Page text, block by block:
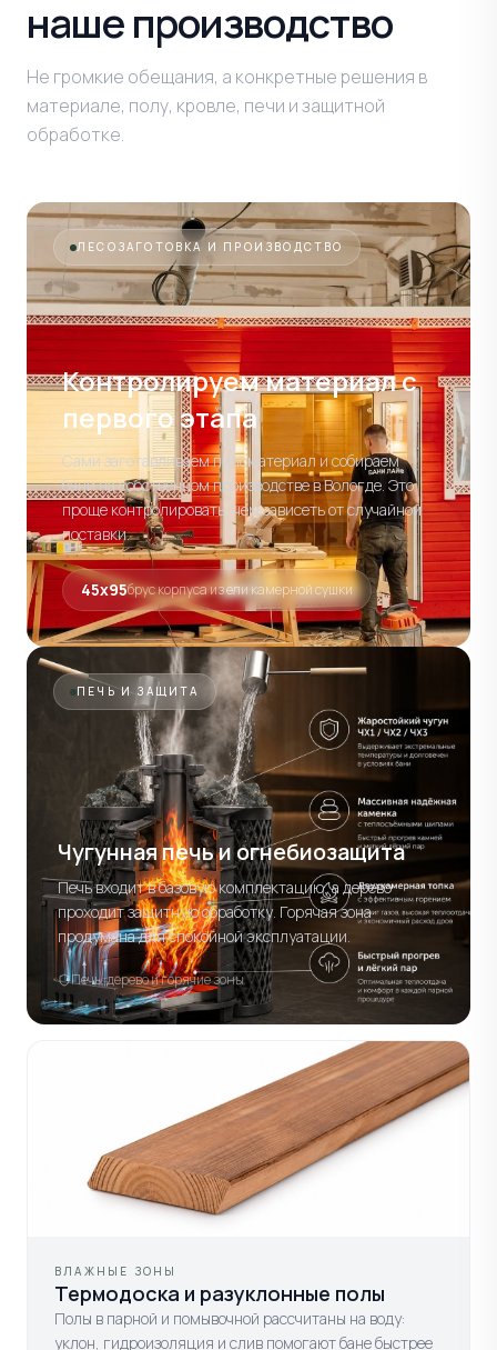
наше производство
Не громкие обещания, а конкретные решения в
материале, полу, кровле, печи и защитной
обработке.
ЛЕСОЗАГОТОВКА И ПРОИЗВОДСТВО
Контролируем материалс
первого этапа
Сами заготавливаем пиломатериал и собираем
бани на собственном производстве в Вологде. Это
проще контролировать, чем зависеть от случайной
поставки.
45х95брус корпуса из ели камерной сушки
ПЕЧЬ И ЗАЩИТА
Чугунная печь и огнебиозащита
Печь входит в базовую комплектацию, а дерево
проходит защитную обработку. Горячая зона
продумана для спокойной эксплуатации.
Печь, дерево и горячие зоны
ВЛАЖНЫЕ ЗОНЫ
Термодоска и разуклонные полы
Полы в парной и помывочной рассчитаны на воду:
уклон, гидроизоляция и слив помогают бане быстрее